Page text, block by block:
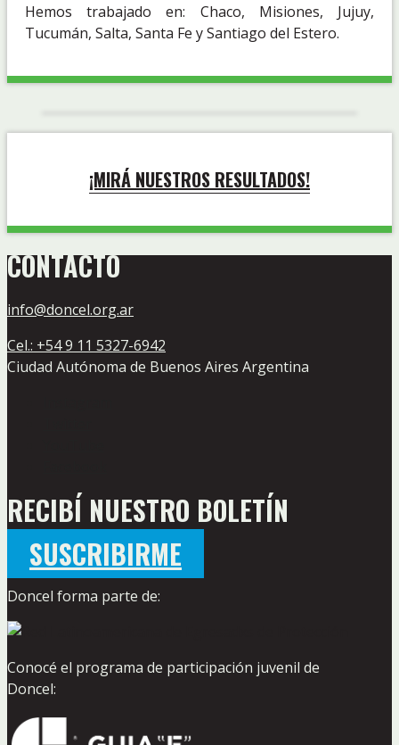
Hemos trabajado en: Chaco, Misiones, Jujuy,
Tucumán, Salta, Santa Fe y Santiago del Estero.
¡MIRÁ NUESTROS RESULTADOS!
CONTACTO
info@doncel.org.ar
Cel.: +54 9 11 5327-6942
Ciudad Autónoma de Buenos Aires Argentina
RECIBÍ NUESTRO BOLETÍN
SUSCRIBIRME
Doncel forma parte de:
Conocé el programa de participación juvenil de
Doncel: